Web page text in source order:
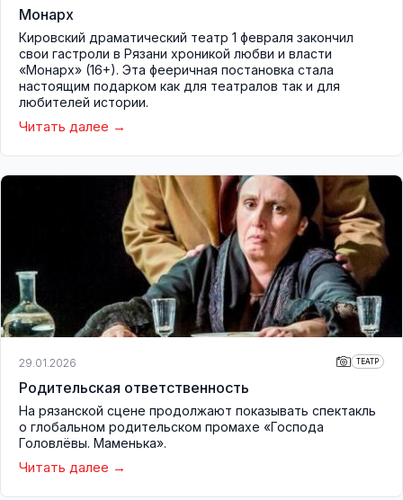
Монарх
Кировский драматический театр 1 февраля закончил
свои гастроли в Рязани хроникой любви и власти
«Монарх» (16+). Эта фееричная постановка стала
настоящим подарком как для театралов так и для
любителей истории.
Читать далее
29.01.2026 ТЕАТР
Родительская ответственность
На рязанской сцене продолжают показывать спектакль
о глобальном родительском промахе «Господа
Головлёвы. Маменька».
Читать далее